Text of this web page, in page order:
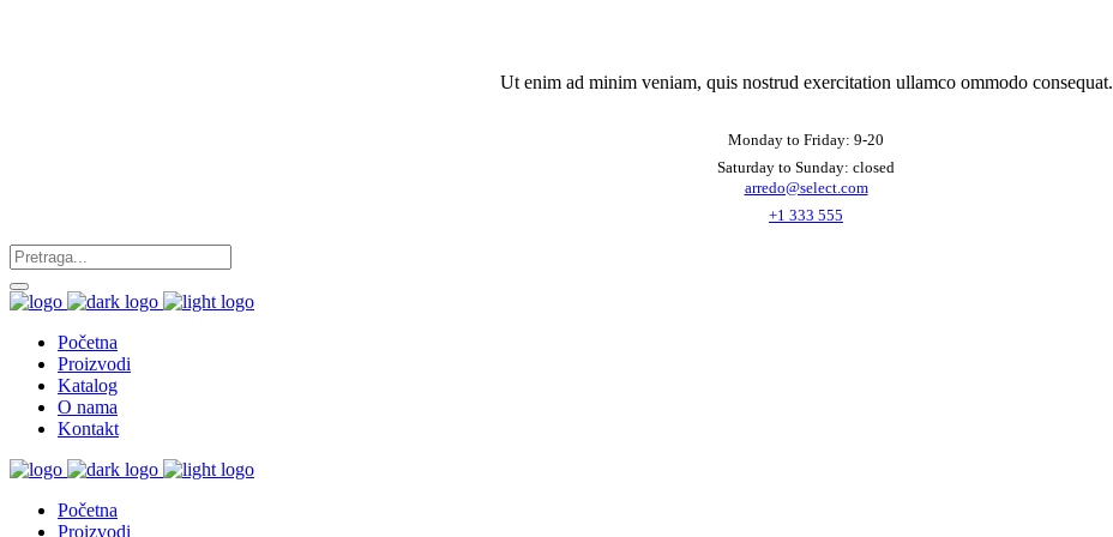
Ut enim ad minim veniam, quis nostrud exercitation ullamco ommodo consequat.
Monday to Friday: 9-20
Saturday to Sunday: closed
arredo@select.com
+1 333 555
Početna
Proizvodi
Katalog
O nama
Kontakt
Početna
Proizvodi